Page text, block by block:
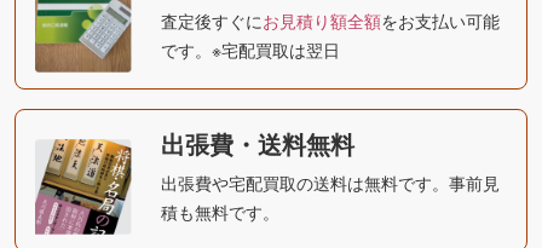
査定後すぐにお見積り額全額をお支払い可能
です。※宅配買取は翌日
出張費・送料無料
出張費や宅配買取の送料は無料です。事前見
積も無料です。